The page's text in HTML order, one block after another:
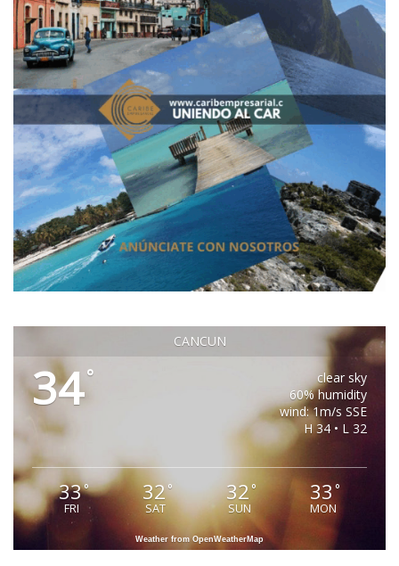
CANCUN
34°
clear sky
60% humidity
wind: 1m/s SSE
H 34 • L 32
33°
FRI
32°
SAT
32°
SUN
33 °
MON
Weather from OpenWeatherMap